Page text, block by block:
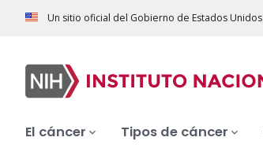
Un sitio oficial del Gobierno de Estados Unidos
El cáncer Tipos de cáncer